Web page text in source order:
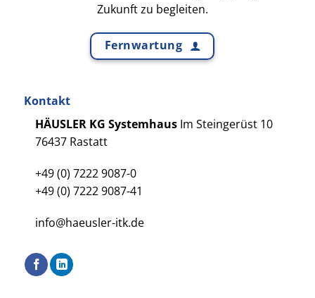
Zukunft zu begleiten.
Fernwartung
Kontakt
HÄUSLER KG Systemhaus Im Steingerüst 10
76437 Rastatt
+49 (0) 7222 9087-0
+49 (0) 7222 9087-41
info@haeusler-itk.de